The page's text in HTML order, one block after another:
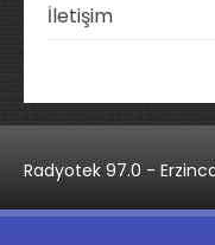
İletişim
Radyotek 97.0 -